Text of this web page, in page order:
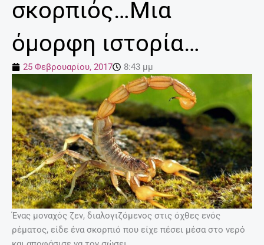
σκορπιός…Μια
όμορφη ιστορία…
25 Φεβρουαρίου, 2017 8:43 μμ
Ένας μοναχός ζεν, διαλογιζόμενος στις όχθες ενός
ρέματος, είδε ένα σκορπιό που είχε πέσει μέσα στο νερό